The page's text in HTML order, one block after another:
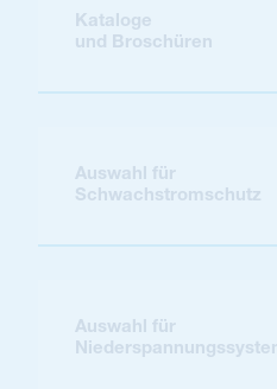
Kataloge
und Broschüren
Auswahl für
Schwachstromschutz
Auswahl für